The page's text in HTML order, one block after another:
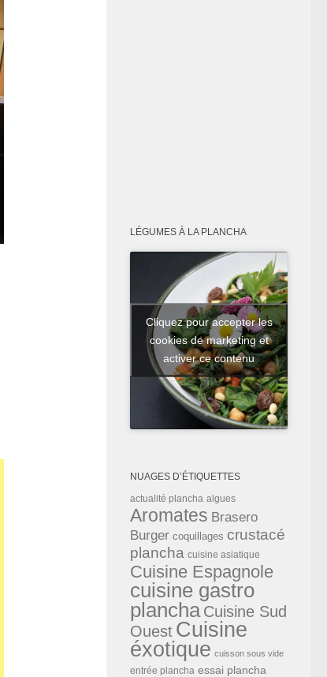
LÉGUMES À LA PLANCHA
Cliquez pour accepter les
cookies de marketing et
activer ce contenu
NUAGES D’ÉTIQUETTES
actualité plancha algues
Aromates Brasero
Burger coquillages crustacé
plancha cuisine asiatique
Cuisine Espagnole
cuisine gastro
plancha Cuisine Sud
Ouest Cuisine
éxotique cuisson sous vide
entrée plancha essai plancha